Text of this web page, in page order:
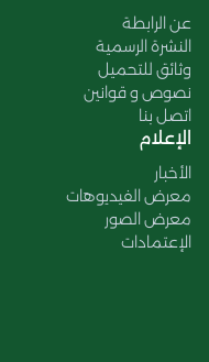
عن الرابطة
النشرة الرسمية
وثائق للتحميل
نصوص و قوانين
اتصل بنا
الإعلام
الأخبار
معرض الفيديوهات
معرض الصور
الإعتمادات